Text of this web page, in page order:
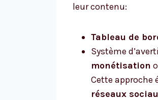
leur contenu:
Tableau de
Système
monétisation
Cette approche
réseaux